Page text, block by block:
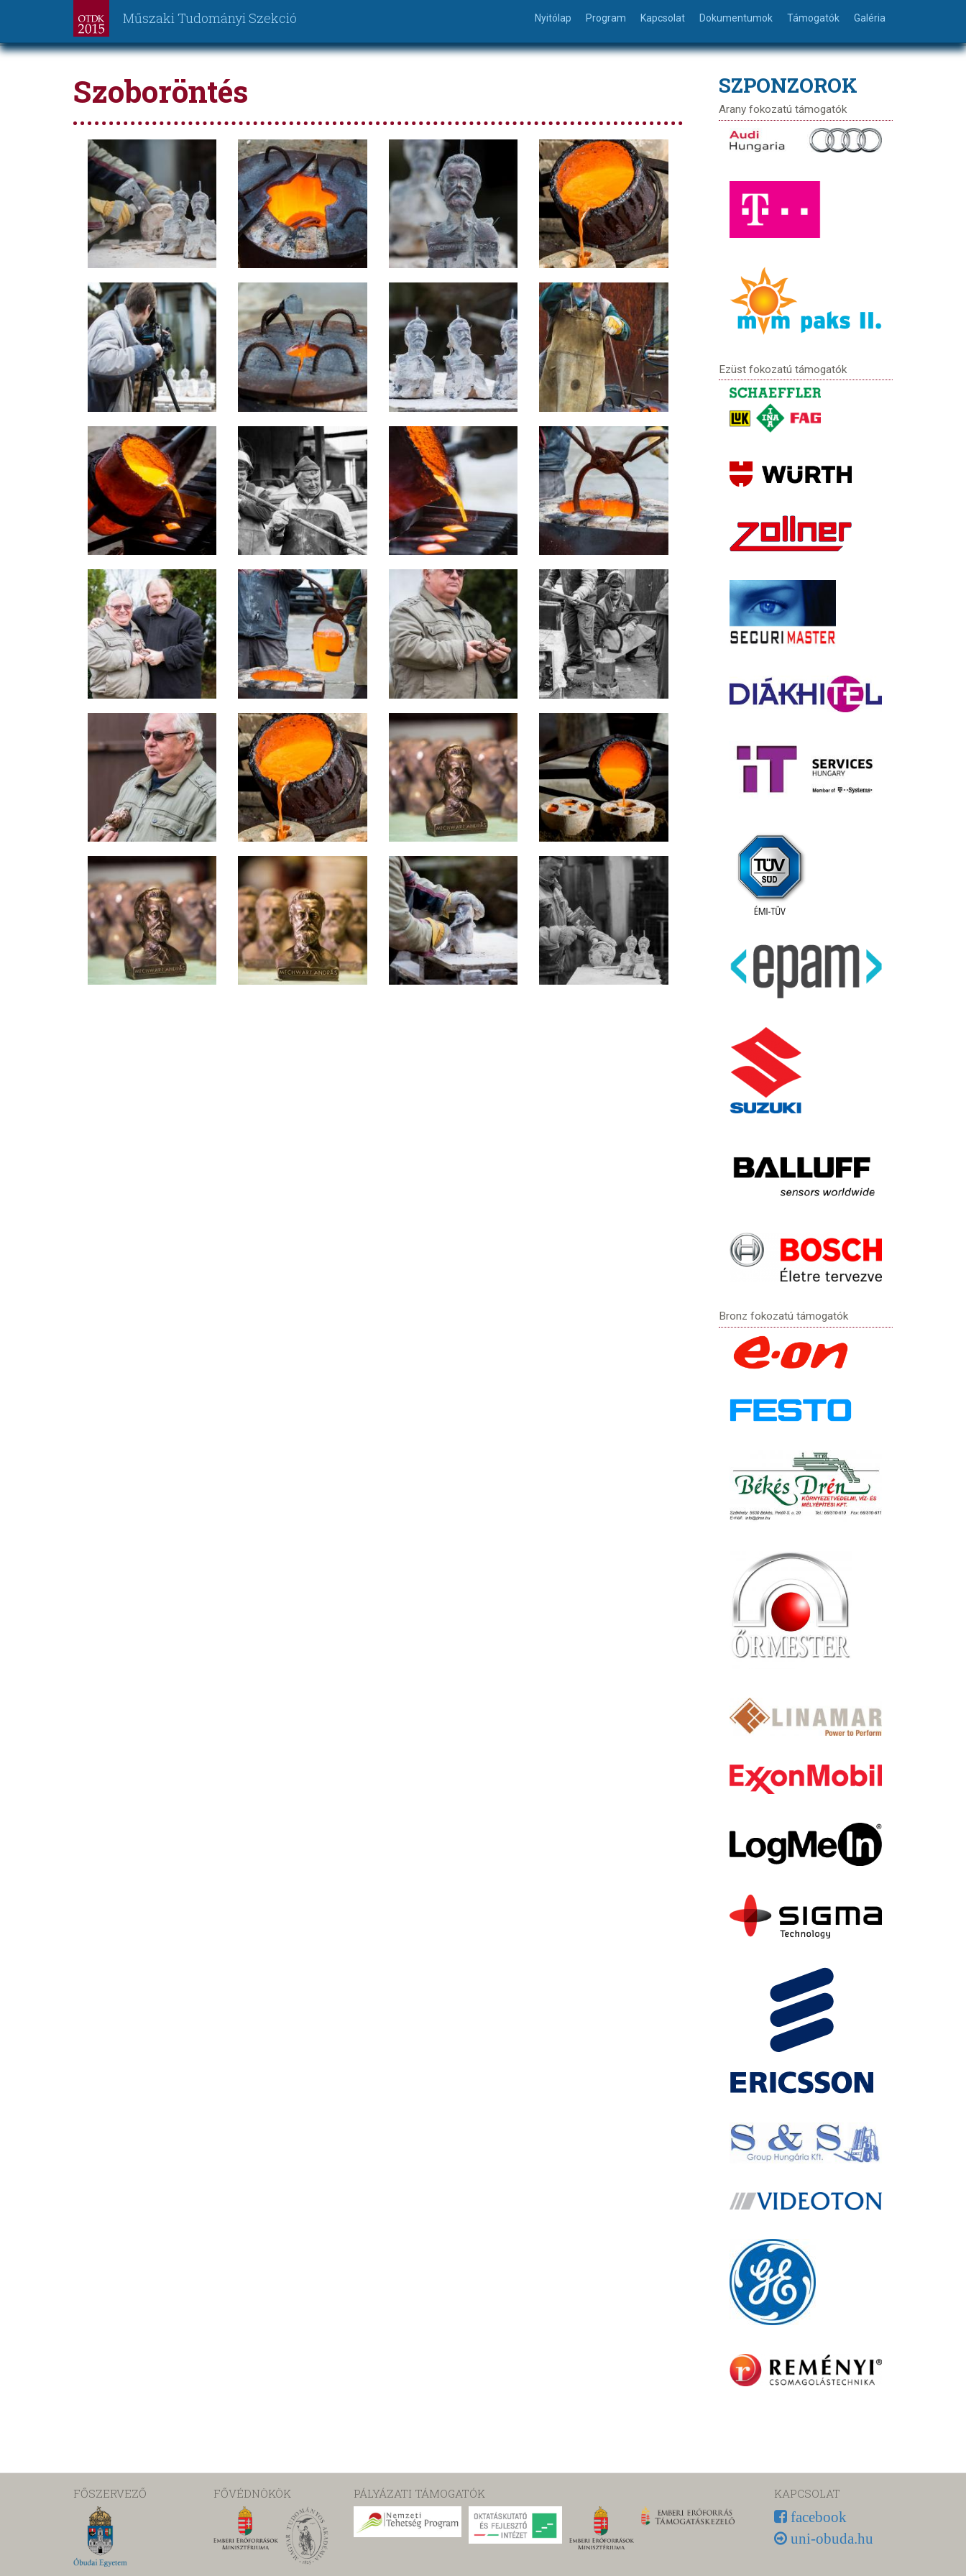
Ugrás
Műszaki Tudományi Szekció Nyitólap Program Kapcsolat Dokumentumok Támogatók Galéria
Szoboröntés SZPONZOROK
Arany fokozatú támogatók
Ezüst fokozatú támogatók
Bronz fokozatú támogatók
FŐSZERVEZŐ FŐVÉDNÖKÖK PÁLYÁZATI TÁMOGATÓK KAPCSOLAT
facebook
uni-obuda.hu